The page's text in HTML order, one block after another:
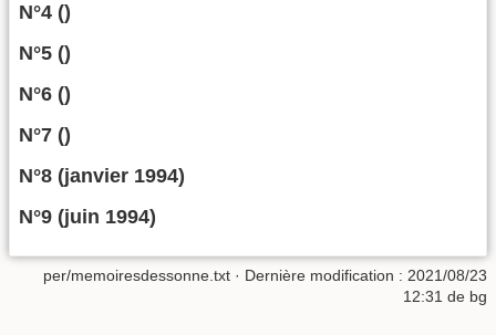
N°4 ()
N°5 ()
N°6 ()
N°7 ()
N°8 (janvier 1994)
N°9 (juin 1994)
per/memoiresdessonne.txt · Dernière modification : 2021/08/23
12:31 de bg